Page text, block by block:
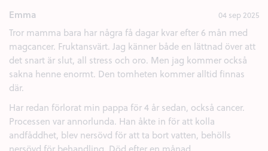
Emma 04 sep 2025
Tror mamma bara har några få dagar kvar efter 6 mån med
magcancer. Fruktansvärt. Jag känner både en lättnad över att
det snart är slut, all stress och oro. Men jag kommer också
sakna henne enormt. Den tomheten kommer alltid finnas
där.
Har redan förlorat min pappa för 4 år sedan, också cancer.
Processen var annorlunda. Han åkte in för att kolla
andfåddhet, blev nersövd för att ta bort vatten, behölls